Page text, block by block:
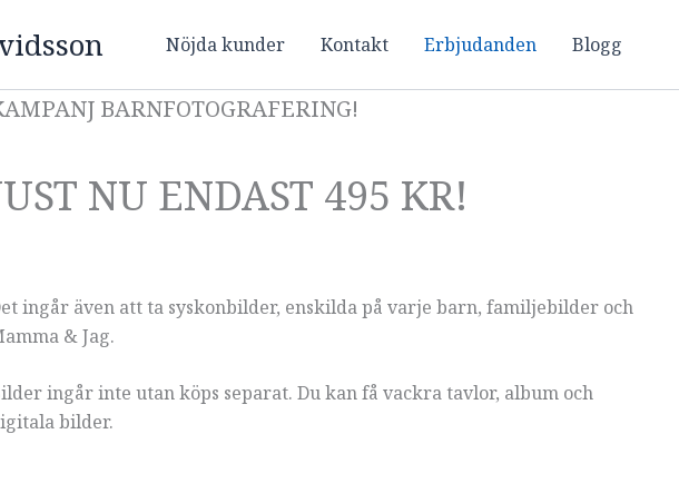
Nöjda kunder Kontakt Erbjudanden Blogg
BARNFOTOGRAFERING!
NU ENDAST 495 KR!
ingår även att ta syskonbilder, enskilda på varje barn, familjebilder och
& Jag.
ingår inte utan köps separat. Du kan få vackra tavlor, album och
bilder.